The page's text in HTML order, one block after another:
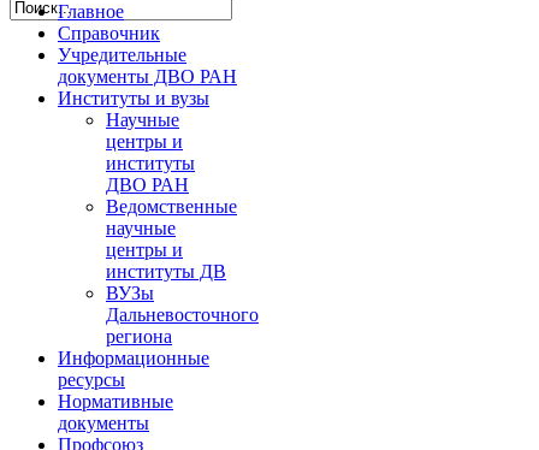
Главное
Справочник
Учредительные
документы ДВО РАН
Институты и вузы
Научные
центры и
институты
ДВО РАН
Ведомственные
научные
центры и
институты ДВ
ВУЗы
Дальневосточного
региона
Информационные
ресурсы
Нормативные
документы
Профсоюз